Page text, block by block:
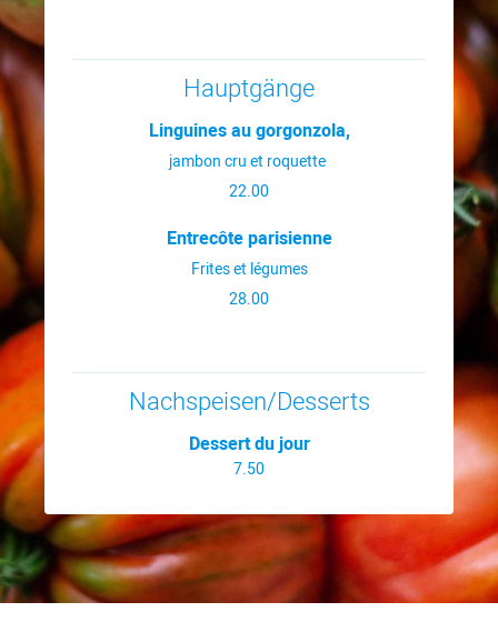
Hauptgänge
Linguines au gorgonzola,
jambon cru et roquette
22.00
Entrecôte parisienne
Frites et légumes
28.00
Nachspeisen/Desserts
Dessert du jour
7.50